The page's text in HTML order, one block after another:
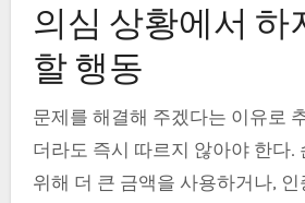
의심 상황에서 하
할 행동
문제를 해결해 주겠다는 이유로
더라도 즉시 따르지 않아야 한다.
위해 더 큰 금액을 사용하거나,